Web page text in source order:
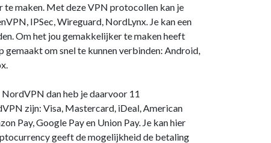
maken. Met deze VPN protocollen kan je
IPSec, Wireguard, NordLynx. Je kan een
Om het jou gemakkelijker te maken heeft
om snel te kunnen verbinden: Android,
dan heb je daarvoor 11
zijn: Visa, Mastercard, iDeal, American
Pay, Google Pay en Union Pay. Je kan hier
geeft de mogelijkheid de betaling